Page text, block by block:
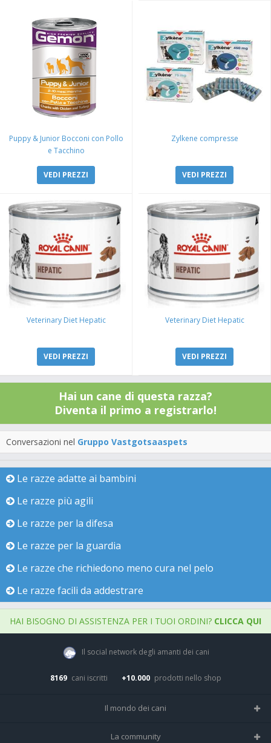
Puppy & Junior Bocconi con Pollo
e Tacchino
VEDI PREZZI
Zylkene compresse
VEDI PREZZI
Veterinary Diet Hepatic
VEDI PREZZI
Veterinary Diet Hepatic
VEDI PREZZI
Hai un cane di questa razza?
Diventa il primo a registrarlo!
Conversazioni nel Gruppo Vastgotsaaspets
Le razze adatte ai bambini
Le razze più agili
Le razze per la difesa
Le razze per la guardia
Le razze che richiedono meno cura nel pelo
Le razze facili da addestrare
HAI BISOGNO DI ASSISTENZA PER I TUOI ORDINI? CLICCA QUI
Il social network degli amanti dei cani
8169 cani iscritti +10.000 prodotti nello shop
Il mondo dei cani
Tutte le razze
La community